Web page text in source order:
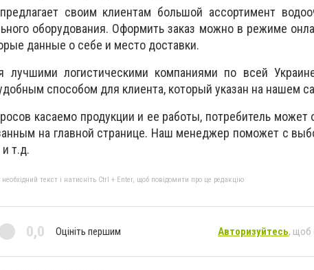
своим клиентам большой ассортимент
оборудования. Оформить заказ можно в режиме
данные о себе и место доставки.
лучшими логистическими компаниями по всей
способом для клиента, который указан на нашем
касаемо продукции и ее работы, потребитель может
на главной странице. Наш менеджер поможет с
т.д.
текст і натисніть Ctrl + Enter, щоб повідомити про це редакцію
0,0 Оцініть першим Авторизуйтесь, щоб